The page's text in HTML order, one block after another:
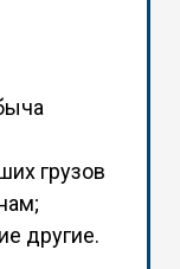
грузов
другие.